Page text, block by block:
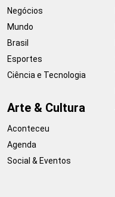
Negócios
Mundo
Brasil
Esportes
Ciência e Tecnologia
Arte & Cultura
Aconteceu
Agenda
Social & Eventos